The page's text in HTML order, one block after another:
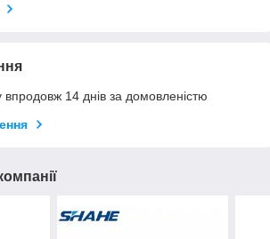
14 днів за домовленістю